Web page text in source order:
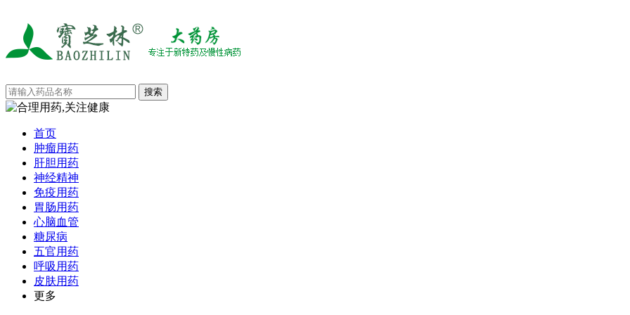
首页
肿瘤用药
肝胆用药
神经精神
免疫用药
胃肠用药
心脑血管
糖尿病
五官用药
呼吸用药
皮肤用药
更多